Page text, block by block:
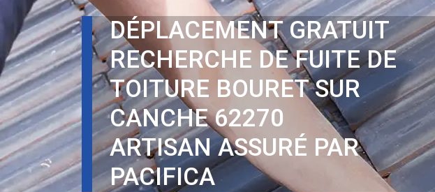
DÉPLACEMENT GRATUIT
RECHERCHE DE FUITE DE
TOITURE BOURET SUR
CANCHE 62270
ARTISAN ASSURÉ PAR
PACIFICA